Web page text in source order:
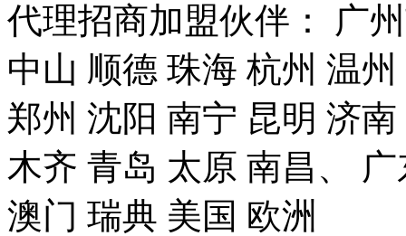
代理招商加盟伙伴： 广
中山 顺德 珠海 杭州 温
郑州 沈阳 南宁 昆明 济
木齐 青岛 太原 南昌、
澳门 瑞典 美国 欧洲